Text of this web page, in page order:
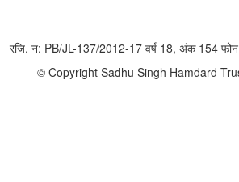
रजि. न: PB/JL-137/2012-17 वर्ष 18, अंक 154
© Copyright Sadhu Singh Hamdard